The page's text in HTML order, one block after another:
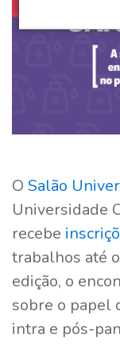
O Salão
Universidade
recebe
trabalhos até
edição, o
sobre o papel
intra e pós-